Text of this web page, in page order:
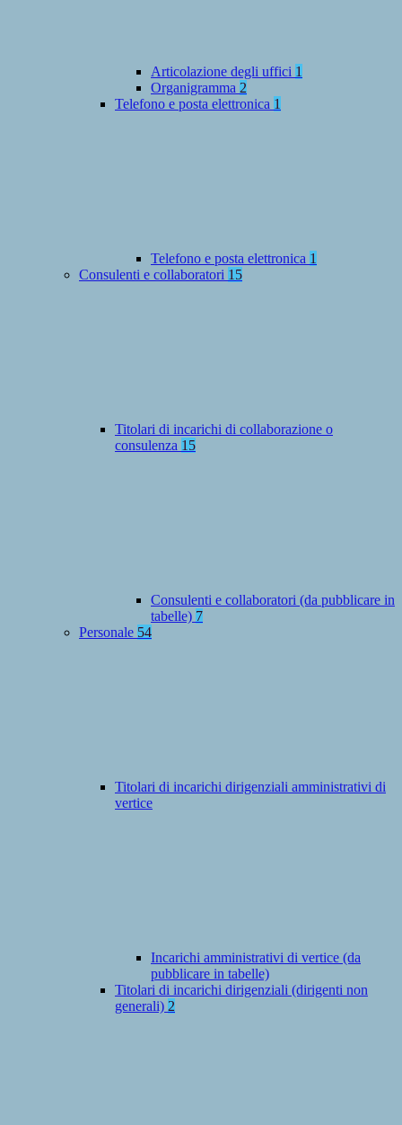
Articolazione degli uffici 1
Organigramma 2
Telefono e posta elettronica 1
Telefono e posta elettronica 1
Consulenti e collaboratori 15
Titolari di incarichi di collaborazione o
consulenza 15
Consulenti e collaboratori (da pubblicare in
tabelle) 7
Personale 54
Titolari di incarichi dirigenziali amministrativi di
vertice
Incarichi amministrativi di vertice (da
pubblicare in tabelle)
Titolari di incarichi dirigenziali (dirigenti non
generali) 2